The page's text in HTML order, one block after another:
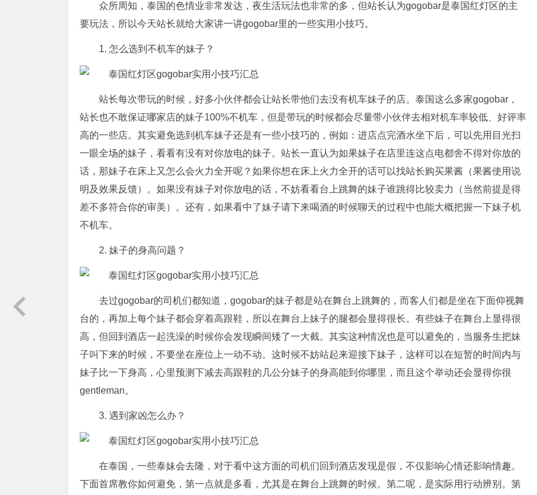
众所周知，泰国的色情业非常发达，夜生活玩法也非常的多，但站长认为gogobar是泰国红灯区的主
要玩法，所以今天站长就给大家讲一讲gogobar里的一些实用小技巧。
1. 怎么选到不机车的妹子？
站长每次带玩的时候，好多小伙伴都会让站长带他们去没有机车妹子的店。泰国这么多家gogobar，
站长也不敢保证哪家店的妹子100%不机车，但是带玩的时候都会尽量带小伙伴去相对机车率较低、好评率
高的一些店。其实避免选到机车妹子还是有一些小技巧的，例如：进店点完酒水坐下后，可以先用目光扫
一眼全场的妹子，看看有没有对你放电的妹子。站长一直认为如果妹子在店里连这点电都舍不得对你放的
话，那妹子在床上又怎么会火力全开呢？如果你想在床上火力全开的话可以找站长购买果酱（果酱使用说
明及效果反馈）。如果没有妹子对你放电的话，不妨看看台上跳舞的妹子谁跳得比较卖力（当然前提是得
差不多符合你的审美）。还有，如果看中了妹子请下来喝酒的时候聊天的过程中也能大概把握一下妹子机
不机车。
2. 妹子的身高问题？
去过gogobar的司机们都知道，gogobar的妹子都是站在舞台上跳舞的，而客人们都是坐在下面仰视舞
台的，再加上每个妹子都会穿着高跟鞋，所以在舞台上妹子的腿都会显得很长。有些妹子在舞台上显得很
高，但回到酒店一起洗澡的时候你会发现瞬间矮了一大截。其实这种情况也是可以避免的，当服务生把妹
子叫下来的时候，不要坐在座位上一动不动。这时候不妨站起来迎接下妹子，这样可以在短暂的时间内与
妹子比一下身高，心里预测下减去高跟鞋的几公分妹子的身高能到你哪里，而且这个举动还会显得你很
gentleman。
3. 遇到家凶怎么办？
在泰国，一些泰妹会去隆，对于看中这方面的司机们回到酒店发现是假，不仅影响心情还影响情趣。
下面首席教你如何避免，第一点就是多看，尤其是在舞台上跳舞的时候。第二呢，是实际用行动辨别。第